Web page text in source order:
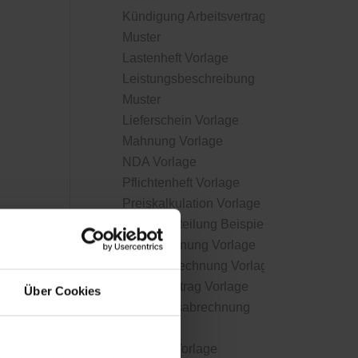
Über Cookies
Kündigung Arbeitsvertrag
Muster
Lastenheft Vorlage
Leistungsbeschreibung
Muster
Lieferschein Vorlage
Mahnung Vorlage
NDA Vorlage
Pflichtenheft Vorlage
Preiskalkulation Vorlage
Pressemitteilung Beispiel
Privatrechnung Vorlage
Proformarechnung Vorlage
Projektauftrag Vorlage
Provisionsabrechnung
Quittung Vorlage